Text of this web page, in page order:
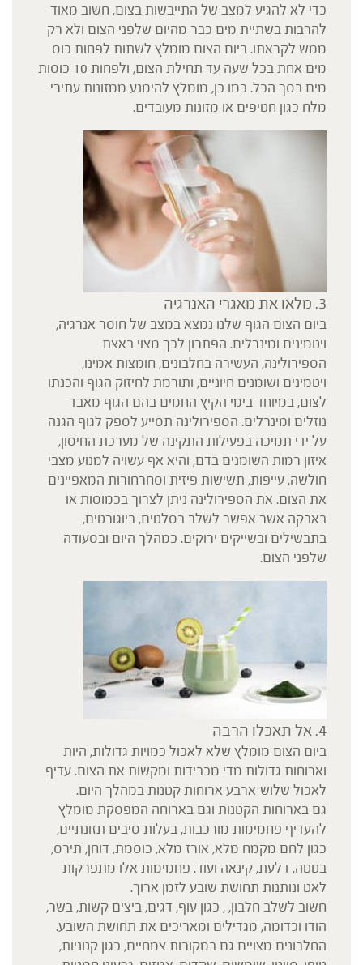
כדי לא להגיע למצב של התייבשות בצום, חשוב מאוד
להרבות בשתיית מים כבר מהיום שלפני הצום ולא רק
ממש לקראתו. ביום הצום מומלץ לשתות לפחות כוס
מים אחת בכל שעה עד תחילת הצום, ולפחות 10 כוסות
מים בסך הכל. כמו כן, מומלץ להימנע ממזונות עתירי
מלח כגון חטיפים או מזונות מעובדים.
3. מלאו את מאגרי האנרגיה
ביום הצום הגוף שלנו נמצא במצב של חוסר אנרגיה,
ויטמינים ומינרלים. הפתרון לכך מצוי באצת
הספירולינה, העשירה בחלבונים, חומצות אמינו,
ויטמינים ושומנים חיוניים, ותורמת לחיזוק הגוף והכנתו
לצום, במיוחד בימי הקיץ החמים בהם הגוף מאבד
נוזלים ומינרלים. הספירולינה תסייע לספק לגוף הגנה
על ידי תמיכה בפעילות התקינה של מערכת החיסון,
איזון רמות השומנים בדם, והיא אף עשויה למנוע מצבי
חולשה, עייפות, תשישות פיזית וסחרחורות המאפיינים
את הצום. את הספירולינה ניתן לצרוך בכמוסות או
באבקה אשר אפשר לשלב בסלטים, ביוגורטים,
בתבשילים ובשייקים ירוקים. כמהלך היום ובסעודה
שלפני הצום.
4. אל תאכלו הרבה
ביום הצום מומלץ שלא לאכול כמויות גדולות, היות
וארוחות גדולות מדי מכבידות ומקשות את הצום. עדיף
לאכול שלוש־ארבע ארוחות קטנות במהלך היום.
גם בארוחות הקטנות וגם בארוחה המפסקת מומלץ
להעדיף פחמימות מורכבות, בעלות סיבים תזונתיים,
כגון לחם מקמח מלא, אורז מלא, כוסמת, דוחן, תירס,
בטטה, דלעת, קינאה ועוד. פחמימות אלו מתפרקות
לאט ונותנות תחושת שובע לזמן ארוך.
חשוב לשלב חלבון, , כגון עוף, דגים, ביצים קשות, בשר,
הודו וכדומה, מגדילים ומאריכים את תחושת השובע.
החלבונים מצויים גם במקורות צמחיים, כגון קטניות,